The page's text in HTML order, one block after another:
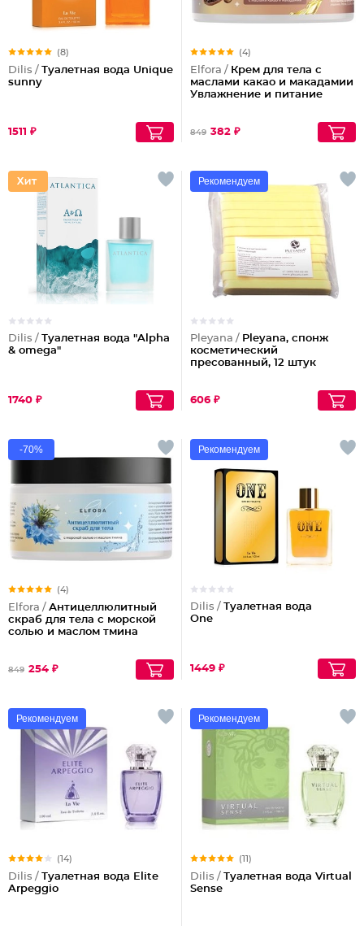
(8)
Dilis / Туалетная вода Unique
sunny
1511 ₽
(4)
Elfora / Крем для тела с
маслами какао и макадамии
Увлажнение и питание
849 382 ₽
Dilis / Туалетная вода "Alpha
& omega"
1740 ₽
Рекомендуем
Pleyana / Pleyana, спонж
косметический
пресованный, 12 штук
606 ₽
-70%
(4)
Elfora / Антицеллюлитный
скраб для тела с морской
солью и маслом тмина
849 254 ₽
Рекомендуем
Dilis / Туалетная вода
One
1449 ₽
Рекомендуем
(14)
Dilis / Туалетная вода Elite
Arpeggio
Рекомендуем
(11)
Dilis / Туалетная вода Virtual
Sense